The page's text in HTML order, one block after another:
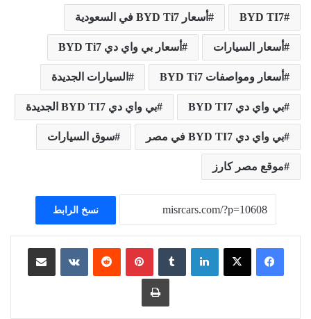
BYD TI7 أسعار BYD Ti7 في السعودية
أسعار السيارات أسعار بي واي دي BYD Ti7
أسعار ومواصفات BYD Ti7 السيارات الجديدة
بي واي دي BYD TI7 بي واي دي BYD TI7 الجديدة
بي واي دي BYD TI7 في مصر سوق السيارات
موقع مصر كارز
نسخ الرابط
لينكدإن ‏Tumblr بينتيريست
‏Reddit
‏VKontakte مشاركة عبر البريد
طباعة